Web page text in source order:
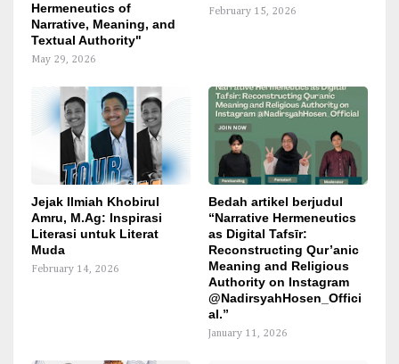
Hermeneutics of
Narrative, Meaning, and
Textual Authority"
May 29, 2026
February 15, 2026
Jejak Ilmiah Khobirul
Amru, M.Ag: Inspirasi
Literasi untuk Literat
Muda
February 14, 2026
Bedah artikel berjudul
“Narrative Hermeneutics
as Digital Tafsīr:
Reconstructing Qur’anic
Meaning and Religious
Authority on Instagram
@NadirsyahHosen_Offici
al.”
January 11, 2026